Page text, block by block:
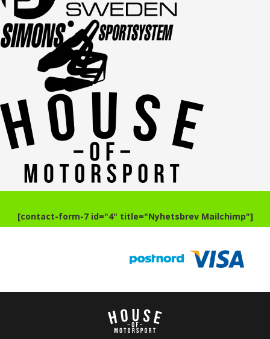
[contact-form-7 id="4" title="Nyhetsbrev Mailchimp"]